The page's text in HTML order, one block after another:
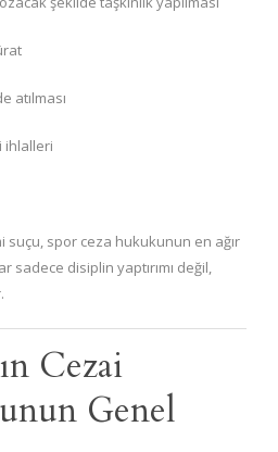
atılması
ihlalleri
suçu, spor ceza hukukunun en ağır
sadece disiplin yaptırımı değil,
Cezai
Genel